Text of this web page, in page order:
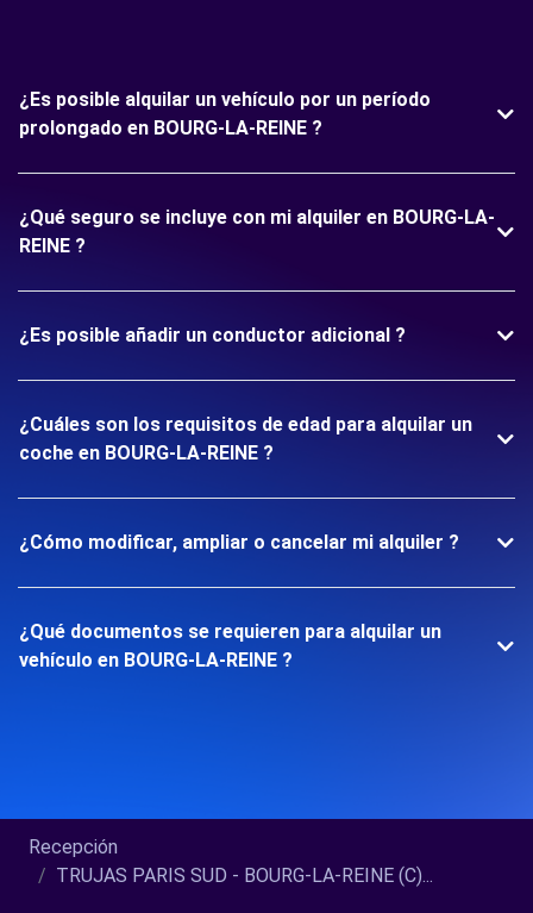
¿Es posible alquilar un vehículo por un período
prolongado en BOURG-LA-REINE ?
¿Qué seguro se incluye con mi alquiler en BOURG-LA-
REINE ?
¿Es posible añadir un conductor adicional ?
¿Cuáles son los requisitos de edad para alquilar un
coche en BOURG-LA-REINE ?
¿Cómo modificar, ampliar o cancelar mi alquiler ?
¿Qué documentos se requieren para alquilar un
vehículo en BOURG-LA-REINE ?
Recepción
TRUJAS PARIS SUD - BOURG-LA-REINE (C)...